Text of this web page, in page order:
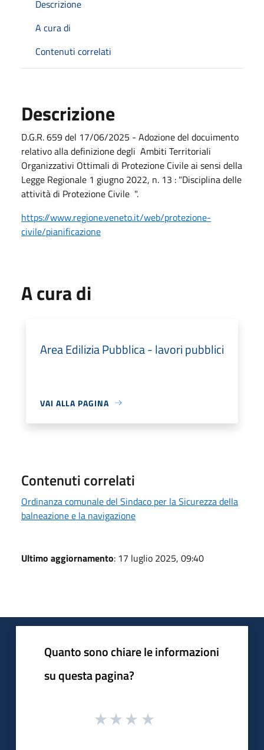
Descrizione
A cura di
Contenuti correlati
Descrizione
D.G.R. 659 del 17/06/2025 - Adozione del docuimento
relativo alla definizione degli Ambiti Territoriali
Organizzativi Ottimali di Protezione Civile ai sensi della
Legge Regionale 1 giugno 2022, n. 13 : "Disciplina delle
attività di Protezione Civile ".
https://www.regione.veneto.it/web/protezione-
civile/pianificazione
A cura di
Area Edilizia Pubblica - lavori pubblici
VAI ALLA PAGINA
Contenuti correlati
Ordinanza comunale del Sindaco per la Sicurezza della
balneazione e la navigazione
Ultimo aggiornamento: 17 luglio 2025, 09:40
Quanto sono chiare le informazioni
su questa pagina?